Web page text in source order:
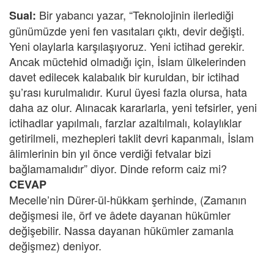
Sual: Bir yabancı yazar, “Teknolojinin ilerlediği
günümüzde yeni fen vasıtaları çıktı, devir değişti.
Yeni olaylarla karşılaşıyoruz. Yeni ictihad gerekir.
Ancak müctehid olmadığı için, İslam ülkelerinden
davet edilecek kalabalık bir kuruldan, bir ictihad
şu’rası kurulmalıdır. Kurul üyesi fazla olursa, hata
daha az olur. Alınacak kararlarla, yeni tefsirler, yeni
ictihadlar yapılmalı, farzlar azaltılmalı, kolaylıklar
getirilmeli, mezhepleri taklit devri kapanmalı, İslam
âlimlerinin bin yıl önce verdiği fetvalar bizi
bağlamamalıdır” diyor. Dinde reform caiz mi?
CEVAP
Mecelle’nin Dürer-ül-hükkam şerhinde, (Zamanın
değişmesi ile, örf ve âdete dayanan hükümler
değişebilir. Nassa dayanan hükümler zamanla
değişmez) deniyor.